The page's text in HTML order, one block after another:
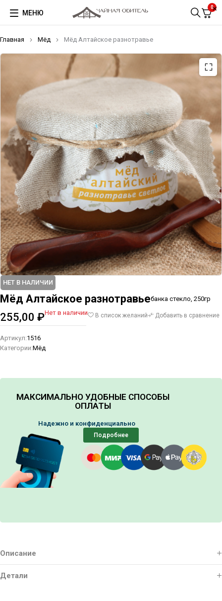
МЕНЮ
0
Главная Мёд Мёд Алтайское разнотравье
НЕТ В НАЛИЧИИ
Мёд Алтайское разнотравьебанка стекло, 250гр
255,00 ₽Нет в наличии В список желаний Добавить в сравнение
Артикул:1516
Категории:Мёд
МАКСИМАЛЬНО УДОБНЫЕ СПОСОБЫ
ОПЛАТЫ
Надежно и конфиденциально
Подробнее
Описание
Детали